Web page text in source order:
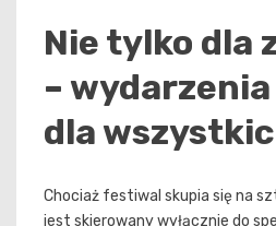
Nie tylko dla
–
dla
Chociaż festiwal skupia się na
jest skierowany wyłącznie do